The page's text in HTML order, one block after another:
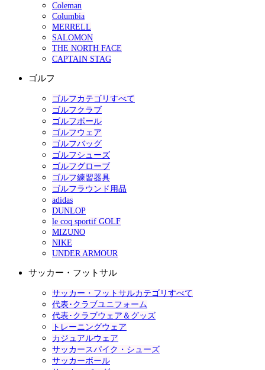
Coleman
Columbia
MERRELL
SALOMON
THE NORTH FACE
CAPTAIN STAG
ゴルフ
ゴルフカテゴリすべて
ゴルフクラブ
ゴルフボール
ゴルフウェア
ゴルフバッグ
ゴルフシューズ
ゴルフグローブ
ゴルフ練習器具
ゴルフラウンド用品
adidas
DUNLOP
le coq sportif GOLF
MIZUNO
NIKE
UNDER ARMOUR
サッカー・フットサル
サッカー・フットサルカテゴリすべて
代表･クラブユニフォーム
代表･クラブウェア＆グッズ
トレーニングウェア
カジュアルウェア
サッカースパイク・シューズ
サッカーボール